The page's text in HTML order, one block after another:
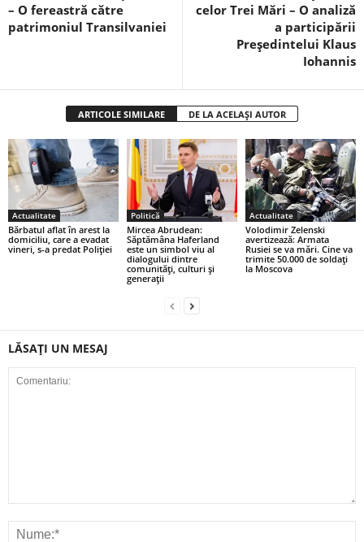
– O fereastră către
patrimoniul Transilvaniei
celor Trei Mări – O analiză
a participării
Președintelui Klaus
Iohannis
ARTICOLE SIMILARE DE LA ACELAȘI AUTOR
Actualitate
Bărbatul aflat în arest la
domiciliu, care a evadat
vineri, s-a predat Poliţiei
Politică
Mircea Abrudean:
Săptămâna Haferland
este un simbol viu al
dialogului dintre
comunităţi, culturi şi
generaţii
Actualitate
Volodimir Zelenski
avertizează: Armata
Rusiei se va mări. Cine va
trimite 50.000 de soldați
la Moscova
LĂSAȚI UN MESAJ